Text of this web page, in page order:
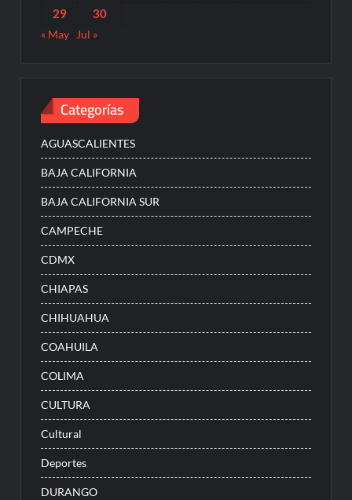
29 30
« May Jul »
Categorías
AGUASCALIENTES
BAJA CALIFORNIA
BAJA CALIFORNIA SUR
CAMPECHE
CDMX
CHIAPAS
CHIHUAHUA
COAHUILA
COLIMA
CULTURA
Cultural
Deportes
DURANGO